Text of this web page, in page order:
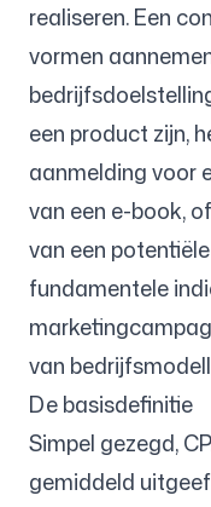
Gratis
FAQ
Contact
realiseren. Een
vormen
een product zijn,
aanmelding voor
van een e-book,
van een
fundamentele
van
De basisdefinitie
Simpel gezegd,
gemiddeld